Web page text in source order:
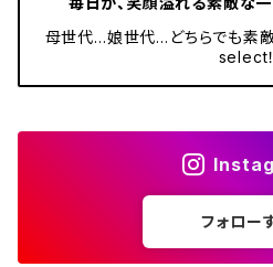
母世代…娘世代…どちらでも素
select！
フォロー